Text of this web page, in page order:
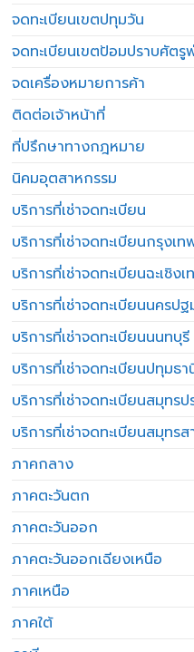
จดทะเบียนเขตปทุมวัน
จดทะเบียนเขตป้อมปราบศัตรู
จดเครื่องหมายการค้า
ติดต่อเจ้าหน้าที่
ที่ปรึกษาทางกฎหมาย
นิคมอุตสาหกรรม
บริการที่เช่าจดทะเบียน
บริการที่เช่าจดทะเบียนกรุงเท
บริการที่เช่าจดทะเบียนฉะเชิงเ
บริการที่เช่าจดทะเบียนนครปฐ
บริการที่เช่าจดทะเบียนนนทบุรี
บริการที่เช่าจดทะเบียนปทุมธา
บริการที่เช่าจดทะเบียนสมุทรป
บริการที่เช่าจดทะเบียนสมุทรส
ภาคกลาง
ภาคตะวันตก
ภาคตะวันออก
ภาคตะวันออกเฉียงเหนือ
ภาคเหนือ
ภาคใต้